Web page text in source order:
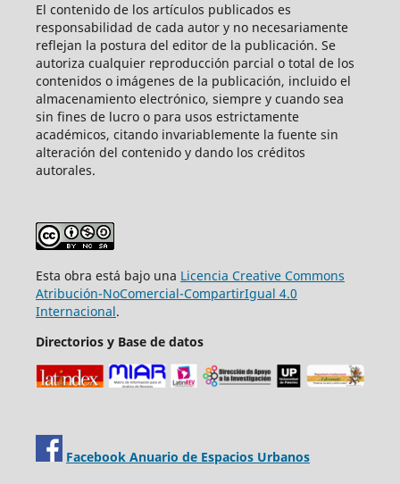
El contenido de los artículos publicados es
responsabilidad de cada autor y no necesariamente
reflejan la postura del editor de la publicación. Se
autoriza cualquier reproducción parcial o total de los
contenidos o imágenes de la publicación, incluido el
almacenamiento electrónico, siempre y cuando sea
sin fines de lucro o para usos estrictamente
académicos, citando invariablemente la fuente sin
alteración del contenido y dando los créditos
autorales.
Esta obra está bajo una Licencia Creative Commons
Atribución-NoComercial-CompartirIgual 4.0
Internacional.
Directorios y Base de datos
Facebook Anuario de Espacios Urbanos